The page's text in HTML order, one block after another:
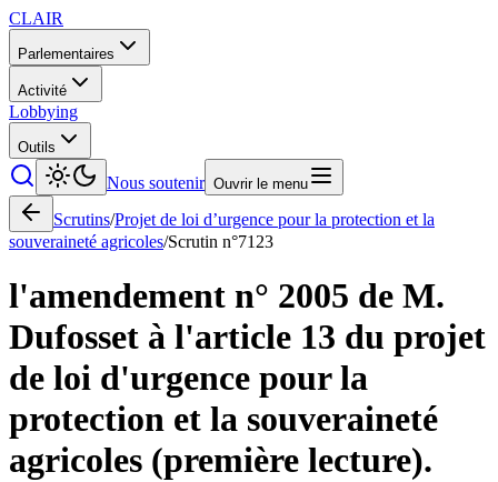
CLAIR
Parlementaires
Activité
Lobbying
Outils
Nous soutenir Ouvrir le menu
Scrutins/Projet de loi d’urgence pour la protection et la
souveraineté agricoles/Scrutin n°7123
l'amendement n° 2005 de M.
Dufosset à l'article 13 du projet
de loi d'urgence pour la
protection et la souveraineté
agricoles (première lecture).